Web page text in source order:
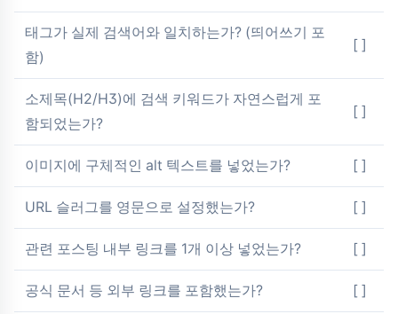
태그가 실제 검색어와 일치하는가? (띄어쓰기 포
함)
[ ]
소제목(H2/H3)에 검색 키워드가 자연스럽게 포
함되었는가?
[ ]
이미지에 구체적인 alt 텍스트를 넣었는가? [ ]
URL 슬러그를 영문으로 설정했는가? [ ]
관련 포스팅 내부 링크를 1개 이상 넣었는가? [ ]
공식 문서 등 외부 링크를 포함했는가? [ ]